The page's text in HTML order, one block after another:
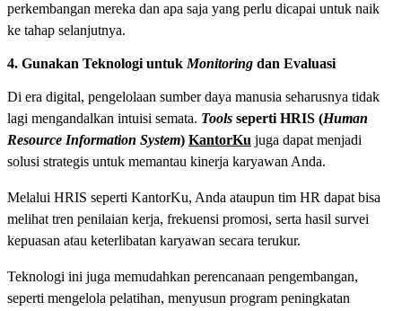
perkembangan mereka dan apa saja yang perlu dicapai untuk naik
ke tahap selanjutnya.
4. Gunakan Teknologi untuk Monitoring dan Evaluasi
Di era digital, pengelolaan sumber daya manusia seharusnya tidak
lagi mengandalkan intuisi semata. Tools seperti HRIS (Human
Resource Information System) KantorKu juga dapat menjadi
solusi strategis untuk memantau kinerja karyawan Anda.
Melalui HRIS seperti KantorKu, Anda ataupun tim HR dapat bisa
melihat tren penilaian kerja, frekuensi promosi, serta hasil survei
kepuasan atau keterlibatan karyawan secara terukur.
Teknologi ini juga memudahkan perencanaan pengembangan,
seperti mengelola pelatihan, menyusun program peningkatan